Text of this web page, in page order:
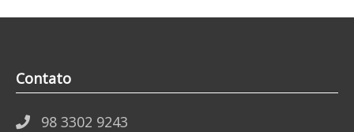
Contato
98 3302 9243